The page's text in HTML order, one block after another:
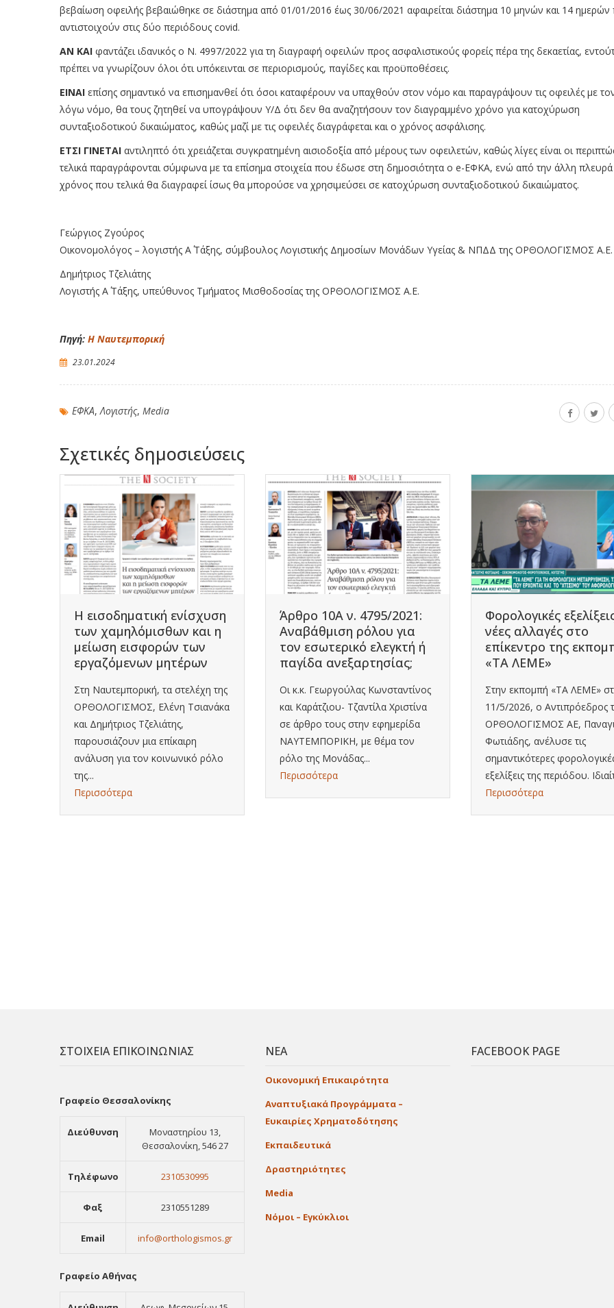
βεβαίωση οφειλής βεβαιώθηκε σε διάστημα από 01/01/2016 έως 30/06/2021 αφαιρείται διάστημα 10 μηνών και 14 ημερών
αντιστοιχούν στις δύο περιόδους covid.
ΑΝ ΚΑΙ φαντάζει ιδανικός ο Ν. 4997/2022 για τη διαγραφή οφειλών προς ασφαλιστικούς φορείς πέρα της δεκαετίας,
πρέπει να γνωρίζουν όλοι ότι υπόκεινται σε περιορισμούς, παγίδες και προϋποθέσεις.
ΕΙΝΑΙ επίσης σημαντικό να επισημανθεί ότι όσοι καταφέρουν να υπαχθούν στον νόμο και παραγράψουν τις οφειλές με
λόγω νόμο, θα τους ζητηθεί να υπογράψουν Υ/Δ ότι δεν θα αναζητήσουν τον διαγραμμένο χρόνο για κατοχύρωση
συνταξιοδοτικού δικαιώματος, καθώς μαζί με τις οφειλές διαγράφεται και ο χρόνος ασφάλισης.
ΕΤΣΙ ΓΙΝΕΤΑΙ αντιληπτό ότι χρειάζεται συγκρατημένη αισιοδοξία από μέρους των οφειλετών, καθώς λίγες είναι οι
τελικά παραγράφονται σύμφωνα με τα επίσημα στοιχεία που έδωσε στη δημοσιότητα ο e-ΕΦΚΑ, ενώ από την άλλη
χρόνος που τελικά θα διαγραφεί ίσως θα μπορούσε να χρησιμεύσει σε κατοχύρωση συνταξιοδοτικού δικαιώματος.
Γεώργιος Ζγούρος
Οικονομολόγος – λογιστής Α΄ Τάξης, σύμβουλος Λογιστικής Δημοσίων Μονάδων Υγείας & ΝΠΔΔ της ΟΡΘΟΛΟΓΙΣΜΟΣ Α.Ε.
Δημήτριος Τζελιάτης
Λογιστής Α΄ Τάξης, υπεύθυνος Τμήματος Μισθοδοσίας της ΟΡΘΟΛΟΓΙΣΜΟΣ Α.Ε.
Πηγή: Η Ναυτεμπορική
23.01.2024
ΕΦΚΑ,Λογιστής, Media
Σχετικές δημοσιεύσεις
Η εισοδηματική ενίσχυση
των χαμηλόμισθων και η
μείωση εισφορών των
εργαζόμενων μητέρων
Στη Ναυτεμπορική, τα στελέχη της
ΟΡΘΟΛΟΓΙΣΜΟΣ, Ελένη Τσιανάκα
και Δημήτριος Τζελιάτης,
παρουσιάζουν μια επίκαιρη
ανάλυση για τον κοινωνικό ρόλο
της...
Περισσότερα
Άρθρο 10Α ν. 4795/2021:
Αναβάθμιση ρόλου για
τον εσωτερικό ελεγκτή ή
παγίδα ανεξαρτησίας;
Οι κ.κ. Γεωργούλας Κωνσταντίνος
και Καράτζιου- Τζαντίλα Χριστίνα
σε άρθρο τους στην εφημερίδα
ΝΑΥΤΕΜΠΟΡΙΚΗ, με θέμα τον
ρόλο της Μονάδας...
Περισσότερα
Φορολογικές
νέες αλλαγές στο
επίκεντρο της
«ΤΑ ΛΕΜΕ»
Στην εκπομπή «ΤΑ ΛΕΜΕ»
11/5/2026, ο Αντιπρόεδρος
ΟΡΘΟΛΟΓΙΣΜΟΣ ΑΕ,
Φωτιάδης, ανέλυσε τις
σημαντικότερες
εξελίξεις της περιόδου.
Περισσότερα
ΣΤΟΙΧΕΙΑ ΕΠΙΚΟΙΝΩΝΙΑΣ
Γραφείο Θεσσαλονίκης
Διεύθυνση
Μοναστηρίου 13,
Θεσσαλονίκη, 546 27
Τηλέφωνο 2310530995
Φαξ 2310551289
Email info@orthologismos.gr
Γραφείο Αθήνας
ΝΕΑ
Οικονομική Επικαιρότητα
Αναπτυξιακά Προγράμματα –
Ευκαιρίες Χρηματοδότησης
Εκπαιδευτικά
Δραστηριότητες
Media
Νόμοι – Εγκύκλιοι
FACEBOOK PAGE